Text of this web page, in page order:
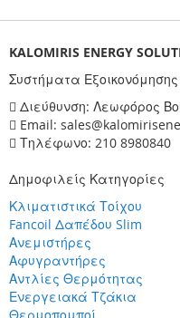
KALOMIRIS ENERGY
Συστήματα
Διεύθυνση: Λεωφόρος
Email:
Τηλέφωνο: 210 8980840
Δημοφιλείς Κατηγορίες
Κλιματιστικά Τοίχου
Fancoil Δαπέδου Slim
Ανεμιστήρες
Αφυγραντήρες
Αντλίες Θερμότητας
Ενεργειακά Τζάκια